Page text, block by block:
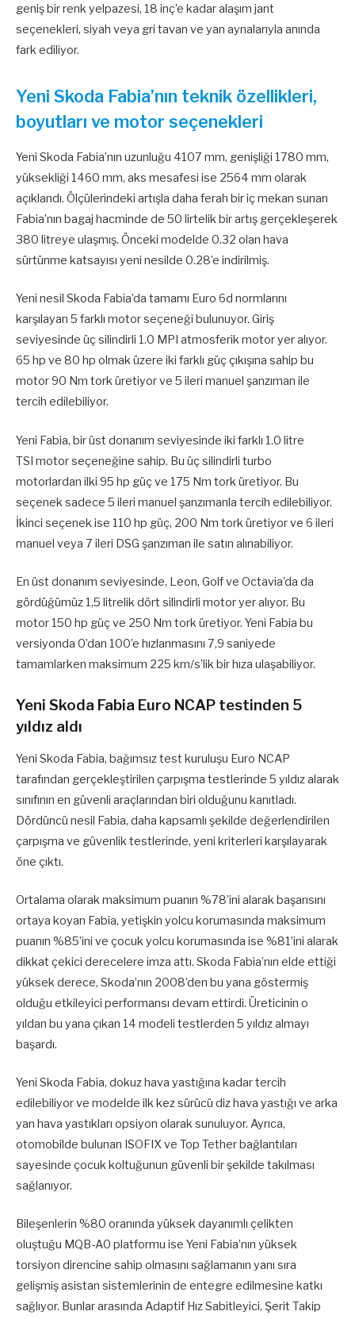
geniş bir renk yelpazesi, 18 inç’e kadar alaşım jant
seçenekleri, siyah veya gri tavan ve yan aynalarıyla anında
fark ediliyor.
Yeni Skoda Fabia’nın teknik özellikleri,
boyutları ve motor seçenekleri
Yeni Skoda Fabia’nın uzunluğu 4107 mm, genişliği 1780 mm,
yüksekliği 1460 mm, aks mesafesi ise 2564 mm olarak
açıklandı. Ölçülerindeki artışla daha ferah bir iç mekan sunan
Fabia’nın bagaj hacminde de 50 lirtelik bir artış gerçekleşerek
380 litreye ulaşmış. Önceki modelde 0.32 olan hava
sürtünme katsayısı yeni nesilde 0.28’e indirilmiş.
Yeni nesil Skoda Fabia’da tamamı Euro 6d normlarını
karşılayan 5 farklı motor seçeneği bulunuyor. Giriş
seviyesinde üç silindirli 1.0 MPI atmosferik motor yer alıyor.
65 hp ve 80 hp olmak üzere iki farklı güç çıkışına sahip bu
motor 90 Nm tork üretiyor ve 5 ileri manuel şanzıman ile
tercih edilebiliyor.
Yeni Fabia, bir üst donanım seviyesinde iki farklı 1.0 litre
TSI motor seçeneğine sahip. Bu üç silindirli turbo
motorlardan ilki 95 hp güç ve 175 Nm tork üretiyor. Bu
seçenek sadece 5 ileri manuel şanzımanla tercih edilebiliyor.
İkinci seçenek ise 110 hp güç, 200 Nm tork üretiyor ve 6 ileri
manuel veya 7 ileri DSG şanzıman ile satın alınabiliyor.
En üst donanım seviyesinde, Leon, Golf ve Octavia’da da
gördüğümüz 1,5 litrelik dört silindirli motor yer alıyor. Bu
motor 150 hp güç ve 250 Nm tork üretiyor. Yeni Fabia bu
versiyonda 0’dan 100’e hızlanmasını 7,9 saniyede
tamamlarken maksimum 225 km/s’lik bir hıza ulaşabiliyor.
Yeni Skoda Fabia Euro NCAP testinden 5
yıldız aldı
Yeni Skoda Fabia, bağımsız test kuruluşu Euro NCAP
tarafından gerçekleştirilen çarpışma testlerinde 5 yıldız alarak
sınıfının en güvenli araçlarından biri olduğunu kanıtladı.
Dördüncü nesil Fabia, daha kapsamlı şekilde değerlendirilen
çarpışma ve güvenlik testlerinde, yeni kriterleri karşılayarak
öne çıktı.
Ortalama olarak maksimum puanın %78’ini alarak başarısını
ortaya koyan Fabia, yetişkin yolcu korumasında maksimum
puanın %85’ini ve çocuk yolcu korumasında ise %81’ini alarak
dikkat çekici derecelere imza attı. Skoda Fabia’nın elde ettiği
yüksek derece, Skoda’nın 2008’den bu yana göstermiş
olduğu etkileyici performansı devam ettirdi. Üreticinin o
yıldan bu yana çıkan 14 modeli testlerden 5 yıldız almayı
başardı.
Yeni Skoda Fabia, dokuz hava yastığına kadar tercih
edilebiliyor ve modelde ilk kez sürücü diz hava yastığı ve arka
yan hava yastıkları opsiyon olarak sunuluyor. Ayrıca,
otomobilde bulunan ISOFIX ve Top Tether bağlantıları
sayesinde çocuk koltuğunun güvenli bir şekilde takılması
sağlanıyor.
Bileşenlerin %80 oranında yüksek dayanımlı çelikten
oluştuğu MQB-A0 platformu ise Yeni Fabia’nın yüksek
torsiyon direncine sahip olmasını sağlamanın yanı sıra
gelişmiş asistan sistemlerinin de entegre edilmesine katkı
sağlıyor. Bunlar arasında Adaptif Hız Sabitleyici, Şerit Takip